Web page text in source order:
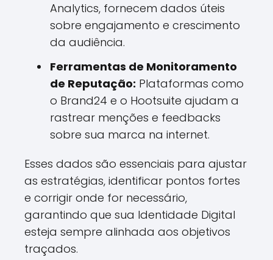
Analytics, fornecem dados úteis
sobre engajamento e crescimento
da audiência.
Ferramentas de Monitoramento
de Reputação: Plataformas como
o Brand24 e o Hootsuite ajudam a
rastrear menções e feedbacks
sobre sua marca na internet.
Esses dados são essenciais para ajustar
as estratégias, identificar pontos fortes
e corrigir onde for necessário,
garantindo que sua Identidade Digital
esteja sempre alinhada aos objetivos
traçados.